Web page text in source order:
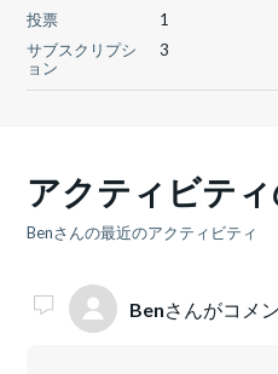
投票
1
サブスクリプシ
ョン
3
アクティビテ
Benさんの最近のアクティビティ
Benさんがコメ